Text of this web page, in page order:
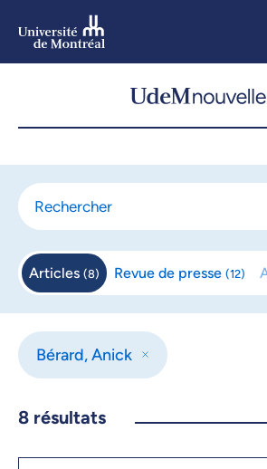
Articles (8) Revue de presse (12)
Bérard, Anick
8 résultats